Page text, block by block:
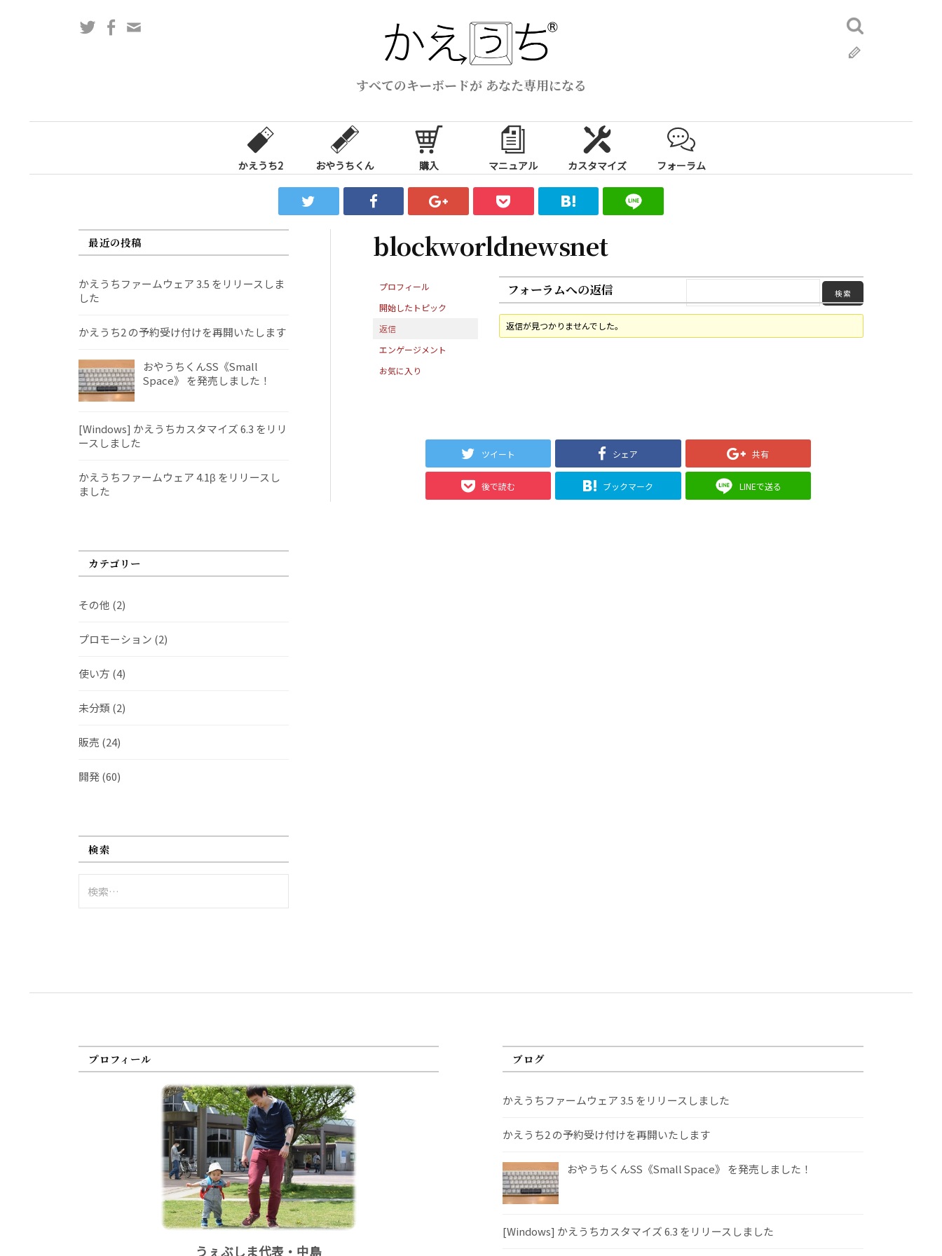
ス
すべてのキーボードが あなた専用になる
TwitterFacebook
検
索:
かえうち2 おやうちくん 購入 マニュアル カスタマイズ フォーラム
blockworldnewsnet
プロフィール
開始したトピック
返信
エンゲージメント
お気に入り
フォーラムへの返信
返信が見つかりませんでした。
ツイート シェア 共有
後で読む ブックマーク LINEで送る
最近の投稿
かえうちファームウェア 3.5 をリリースしま
した
かえうち2 の予約受け付けを再開いたします
おやうちくんSS《Small
Space》 を発売しました！
[Windows] かえうちカスタマイズ 6.3 をリリ
ースしました
かえうちファームウェア 4.1β をリリースし
ました
カテゴリー
その他 (2)
プロモーション (2)
使い方 (4)
未分類 (2)
販売 (24)
開発(60)
検索
索:
プロフィール
うぇぶしま代表・中島
ブログ
かえうちファームウェア 3.5 をリリースしました
かえうち2 の予約受け付けを再開いたします
おやうちくんSS《Small Space》 を発売しました！
[Windows] かえうちカスタマイズ 6.3 をリリースしました